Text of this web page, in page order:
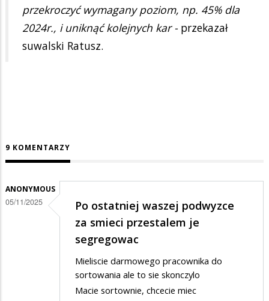
przekroczyć wymagany poziom, np. 45% dla
2024r., i uniknąć kolejnych kar - przekazał
suwalski Ratusz.
9 KOMENTARZY
ANONYMOUS
05/11/2025
Po ostatniej waszej podwyzce
za smieci przestalem je
segregowac
Mieliscie darmowego pracownika do
sortowania ale to sie skonczylo
Macie sortownie, chcecie miec